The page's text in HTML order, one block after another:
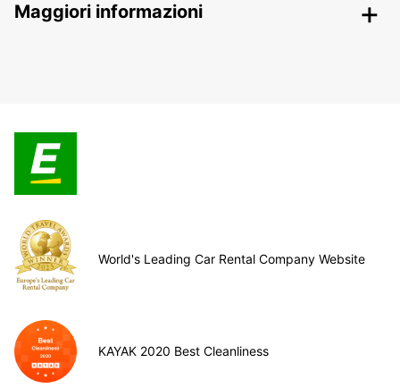
Maggiori informazioni
World's Leading Car Rental Company Website
KAYAK 2020 Best Cleanliness